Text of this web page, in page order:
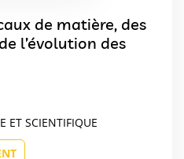
de matière, des
l’évolution des
ET SCIENTIFIQUE